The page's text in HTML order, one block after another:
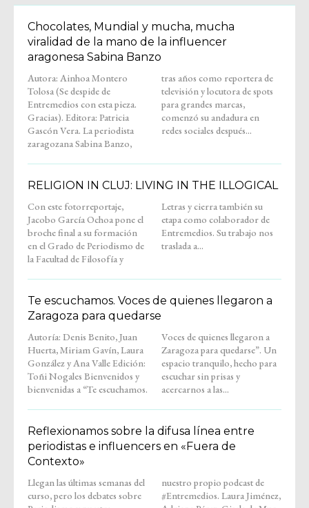
Chocolates, Mundial y mucha, mucha
viralidad de la mano de la influencer
aragonesa Sabina Banzo
Autora: Ainhoa Montero
Tolosa (Se despide de
Entremedios con esta pieza.
Gracias). Editora: Patricia
Gascón Vera. La periodista
zaragozana Sabina Banzo,
tras años como reportera de
televisión y locutora de spots
para grandes marcas,
comenzó su andadura en
redes sociales después...
RELIGION IN CLUJ: LIVING IN THE ILLOGICAL
Con este fotorreportaje,
Jacobo García Ochoa pone el
broche final a su formación
en el Grado de Periodismo de
la Facultad de Filosofía y
Letras y cierra también su
etapa como colaborador de
Entremedios. Su trabajo nos
traslada a...
Te escuchamos. Voces de quienes llegaron a
Zaragoza para quedarse
Autoría: Denis Benito, Juan
Huerta, Miriam Gavín, Laura
González y Ana Valle Edición:
Toñi Nogales Bienvenidos y
bienvenidas a “Te escuchamos.
Voces de quienes llegaron a
Zaragoza para quedarse”. Un
espacio tranquilo, hecho para
escuchar sin prisas y
acercarnos a las...
Reflexionamos sobre la difusa línea entre
periodistas e influencers en «Fuera de
Contexto»
Llegan las últimas semanas del
curso, pero los debates sobre
nuestro propio podcast de
#Entremedios. Laura Jiménez,